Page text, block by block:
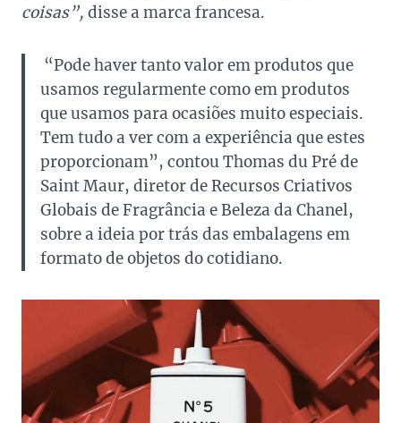
coisas”, disse a marca francesa.
“Pode haver tanto valor em produtos que
usamos regularmente como em produtos
que usamos para ocasiões muito especiais.
Tem tudo a ver com a experiência que estes
proporcionam”, contou Thomas du Pré de
Saint Maur, diretor de Recursos Criativos
Globais de Fragrância e Beleza da Chanel,
sobre a ideia por trás das embalagens em
formato de objetos do cotidiano.